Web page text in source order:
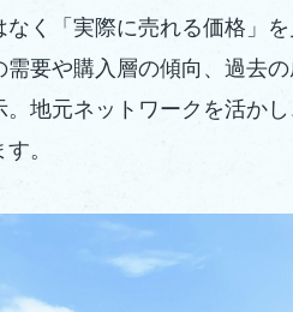
なく「実際に売れる価格」
需要や購入層の傾向、過去
。地元ネットワークを活か
。